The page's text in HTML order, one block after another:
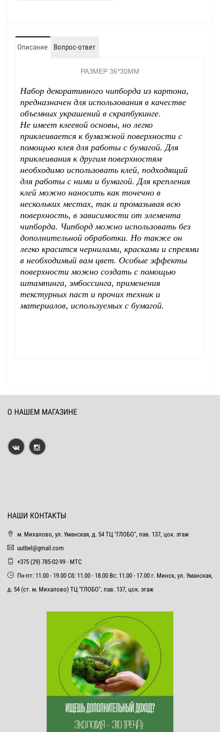
Описание Вопрос-ответ
РАЗМЕР 36*30ММ
Набор декоративного чипборда из картона,
предназначен для использования в качестве
объемных украшений в скрапбукинге.
Не имеет клеевой основы, но легко
приклеивается к бумажной поверхности с
помощью клея для работы с бумагой. Для
приклеивания к другим поверхностям
необходимо использовать клей, подходящий
для работы с ними и бумагой. Для крепления
клей можно наносить как точечно в
нескольких местах, так и промазывая всю
поверхность, в зависимости от элемента
чипборда. Чипборд можно использовать без
дополнительной обработки. Но также он
легко красится чернилами, красками и спреями
в необходимый вам цвет. Особые эффекты
поверхности можно создать с помощью
штампинга, эмбоссинга, применения
текстурных паст и прочих техник и
материалов, используемых с бумагой.
О НАШЕМ МАГАЗИНЕ
НАШИ КОНТАКТЫ
м. Михалово, ул. Уманская, д. 54 ТЦ "ГЛОБО", пав. 137, цок. этаж
uutbel@gmail.com
+375 (29) 785-02-99 - МТС
Пн-пт: 11.00 - 19.00 Сб: 11.00 - 18.00 Вс: 11.00 - 17.00 г. Минск, ул. Уманская,
д. 54 (ст. м. Михалово) ТЦ "ГЛОБО", пав. 137, цок. этаж